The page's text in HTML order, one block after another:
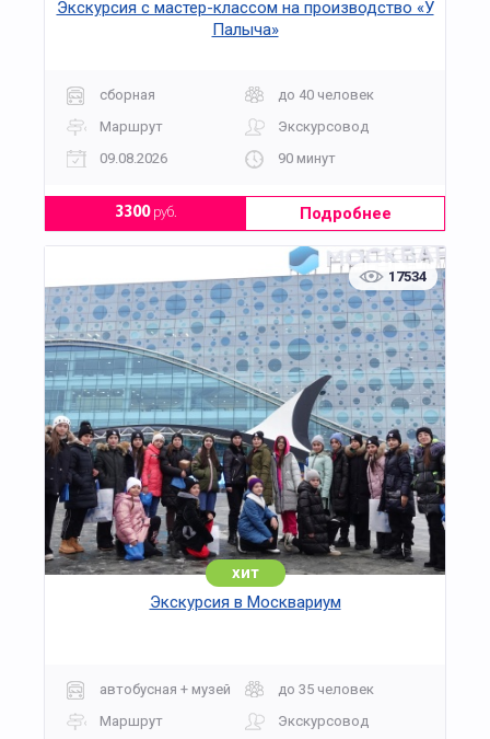
Экскурсия с мастер-классом на производство «У
Палыча»
сборная
до 40 человек
Маршрут
Экскурсовод
09.08.2026
90 минут
3300руб. Подробнее
17534
хит
Экскурсия в Москвариум
автобусная + музей
до 35 человек
Маршрут
Экскурсовод